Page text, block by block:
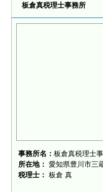
板倉真税理士事務所
事務所名：板倉真税理士
所在地： 愛知県豊川市三
税理士： 板倉 真